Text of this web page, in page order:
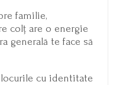
familie,
colț are o energie
generală te face să
cu identitate